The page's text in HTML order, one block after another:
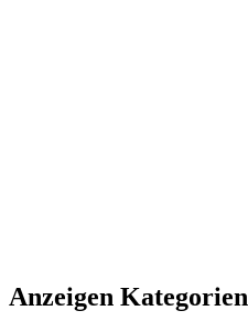
Anzeigen Kategorien